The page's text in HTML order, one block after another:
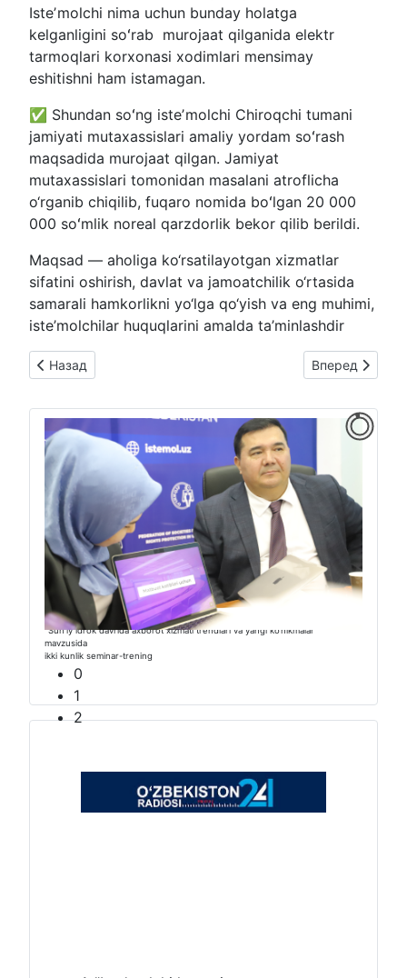
Isteʼmolchi nima uchun bunday holatga
kelganligini soʻrab murojaat qilganida elektr
tarmoqlari korxonasi xodimlari mensimay
eshitishni ham istamagan.
✅ Shundan soʻng isteʼmolchi Chiroqchi tumani
jamiyati mutaxassislari amaliy yordam soʻrash
maqsadida murojaat qilgan. Jamiyat
mutaxassislari tomonidan masalani atroflicha
o‘rganib chiqilib, fuqaro nomida boʻlgan 20 000
000 soʻmlik noreal qarzdorlik bekor qilib berildi.
Maqsad — aholiga ko‘rsatilayotgan xizmatlar
sifatini oshirish, davlat va jamoatchilik o‘rtasida
samarali hamkorlikni yo‘lga qo‘yish va eng muhimi,
iste’molchilar huquqlarini amalda ta’minlashdir
Предыдущий: ⚡️Oldi-sotdi jarayonida tovar iste'molchiga but
Назад Следующий:
Вперед